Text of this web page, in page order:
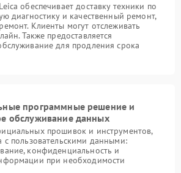
обеспечивает доставку техники по
диагностику и качественный ремонт,
Клиенты могут отслеживать
Также предоставляется
для продления срока
программные решение и
обслуживание данных
прошивок и инструментов,
с пользовательскими данными:
конфиденциальность и
при необходимости